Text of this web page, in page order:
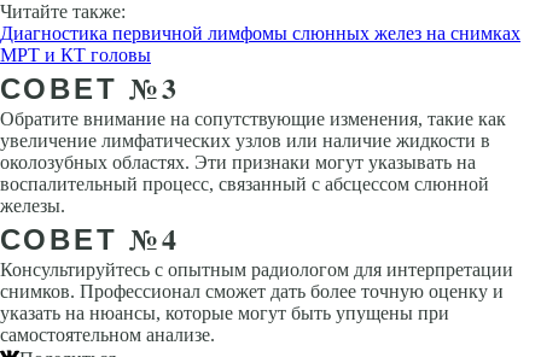
Читайте также:
Диагностика первичной лимфомы слюнных желез на снимках
МРТ и КТ головы
СОВЕТ №3
Обратите внимание на сопутствующие изменения, такие как
увеличение лимфатических узлов или наличие жидкости в
околозубных областях. Эти признаки могут указывать на
воспалительный процесс, связанный с абсцессом слюнной
железы.
СОВЕТ №4
Консультируйтесь с опытным радиологом для интерпретации
снимков. Профессионал сможет дать более точную оценку и
указать на нюансы, которые могут быть упущены при
самостоятельном анализе.